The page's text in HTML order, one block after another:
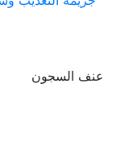
عنف السجون